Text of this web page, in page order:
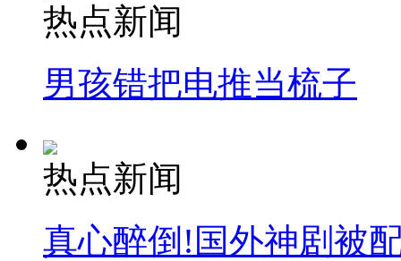
热点新闻
男孩错把电推当梳子
热点新闻
真心醉倒!国外神剧被